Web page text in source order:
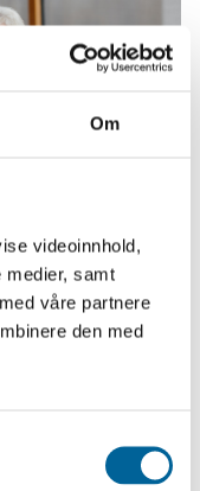
Om
videoinnhold,
medier, samt
våre partnere
den med